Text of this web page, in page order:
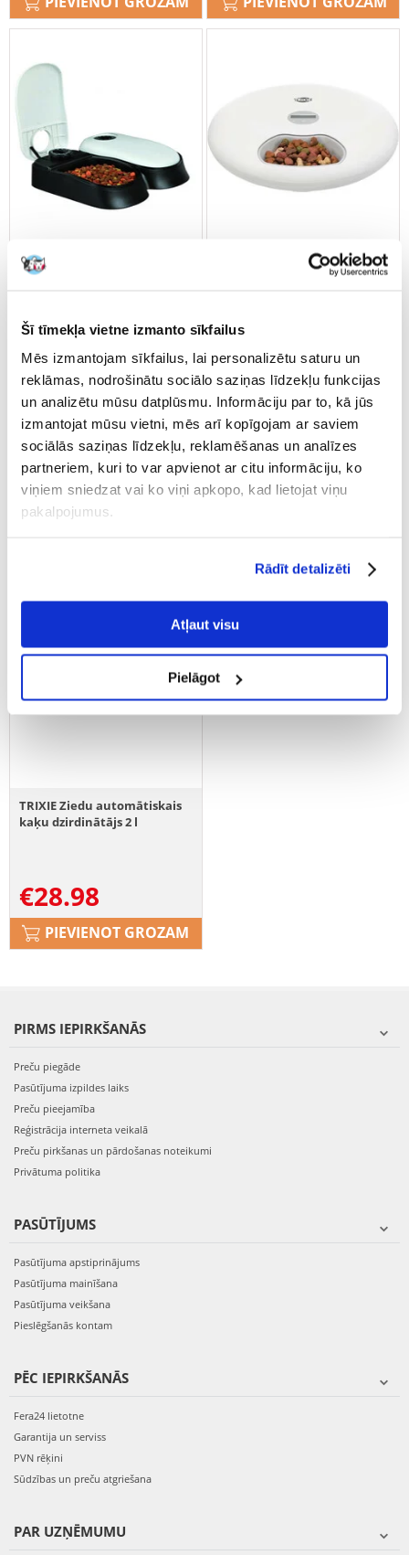
Šī tīmekļa vietne izmanto sīkfailus
Mēs izmantojam sīkfailus, lai personalizētu saturu un
reklāmas, nodrošinātu sociālo saziņas līdzekļu funkcijas
un analizētu mūsu datplūsmu. Informāciju par to, kā jūs
izmantojat mūsu vietni, mēs arī kopīgojam ar saviem
sociālās saziņas līdzekļu, reklamēšanas un analīzes
partneriem, kuri to var apvienot ar citu informāciju, ko
viņiem sniedzat vai ko viņi apkopo, kad lietojat viņu
pakalpojumus.
Rādīt detalizēti
Atļaut visu
Pielāgot
Trixie automātiskais
barotājs TX 2 2x300 ml
€27.05
PIEVIENOT GROZAM
TRIXIE Automātisks barības
padevējs TX5 + 1 balts 32 x 8
cm 6 x 180 ml
€58.68
(5.87 € / 100 ml)
PIEVIENOT GROZAM
TRIXIE Ziedu automātiskais
kaķu dzirdinātājs 2 l
€28.98
PIEVIENOT GROZAM
PIRMS IEPIRKŠANĀS
Preču piegāde
Pasūtījuma izpildes laiks
Preču pieejamība
Reģistrācija interneta veikalā
Preču pirkšanas un pārdošanas noteikumi
Privātuma politika
PASŪTĪJUMS
Pasūtījuma apstiprinājums
Pasūtījuma mainīšana
Pasūtījuma veikšana
Pieslēgšanās kontam
PĒC IEPIRKŠANĀS
Fera24 lietotne
Garantija un serviss
PVN rēķini
Sūdzības un preču atgriešana
PAR UZŅĒMUMU